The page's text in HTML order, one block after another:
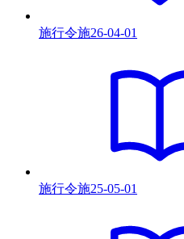
施行令施26-04-01
施行令施25-05-01